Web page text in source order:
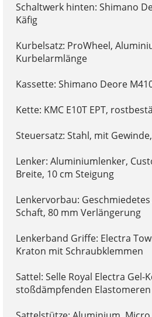
Schaltwerk hinten: Shimano
Käfig
Kurbelsatz: ProWheel,
Kurbelarmlänge
Kassette: Shimano Deore
Kette: KMC E10T EPT,
Steuersatz: Stahl, mit
Lenker: Aluminiumlenker,
Breite, 10 cm Steigung
Lenkervorbau:
Schaft, 80 mm Verlängerung
Lenkerband Griffe: Electra
Kraton mit Schraubklemmen
Sattel: Selle Royal Electra
stoßdämpfenden Elastomeren